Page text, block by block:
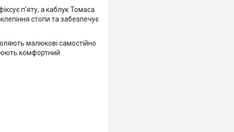
п’яту, а каблук Томаса
стопи та забезпечує
малюкові самостійно
комфортний